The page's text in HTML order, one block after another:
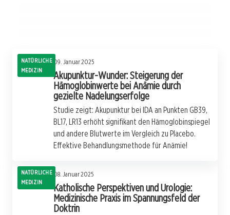
NATÜRLICHE
MEDIZIN
09. Januar 2025
Akupunktur-Wunder: Steigerung der
Hämoglobinwerte bei Anämie durch
gezielte Nadelungserfolge
Studie zeigt: Akupunktur bei IDA an Punkten GB39,
BL17, LR13 erhöht signifikant den Hämoglobinspiegel
und andere Blutwerte im Vergleich zu Placebo.
Effektive Behandlungsmethode für Anämie!
NATÜRLICHE
MEDIZIN
08. Januar 2025
Katholische Perspektiven und Urologie:
Medizinische Praxis im Spannungsfeld der
Doktrin